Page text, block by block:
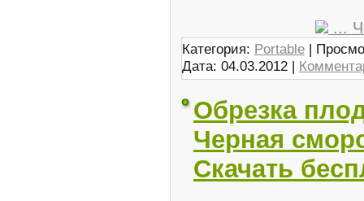
...
Категория: Portable |
Дата: 04.03.2012 |
Обрезка
Черная
Скачать